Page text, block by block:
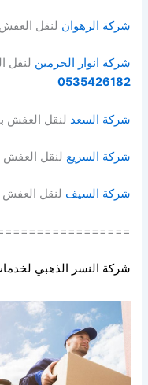
شركة الرهوان لنقل
شركة انوار الحرمين لنقل
0535426182
شركة السعد لنقل العفش
شركة السريع لنقل العفش
شركة السيف لنقل
شركة النسر الذهبي